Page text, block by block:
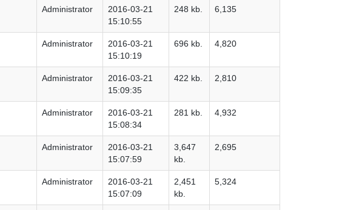
Administrator
2016-03-21
15:10:55
248 kb. 6,135
Administrator
2016-03-21
15:10:19
696 kb. 4,820
Administrator
2016-03-21
15:09:35
422 kb. 2,810
Administrator
2016-03-21
15:08:34
281 kb. 4,932
Administrator
2016-03-21
15:07:59
3,647
kb.
2,695
Administrator
2016-03-21
15:07:09
2,451
kb.
5,324